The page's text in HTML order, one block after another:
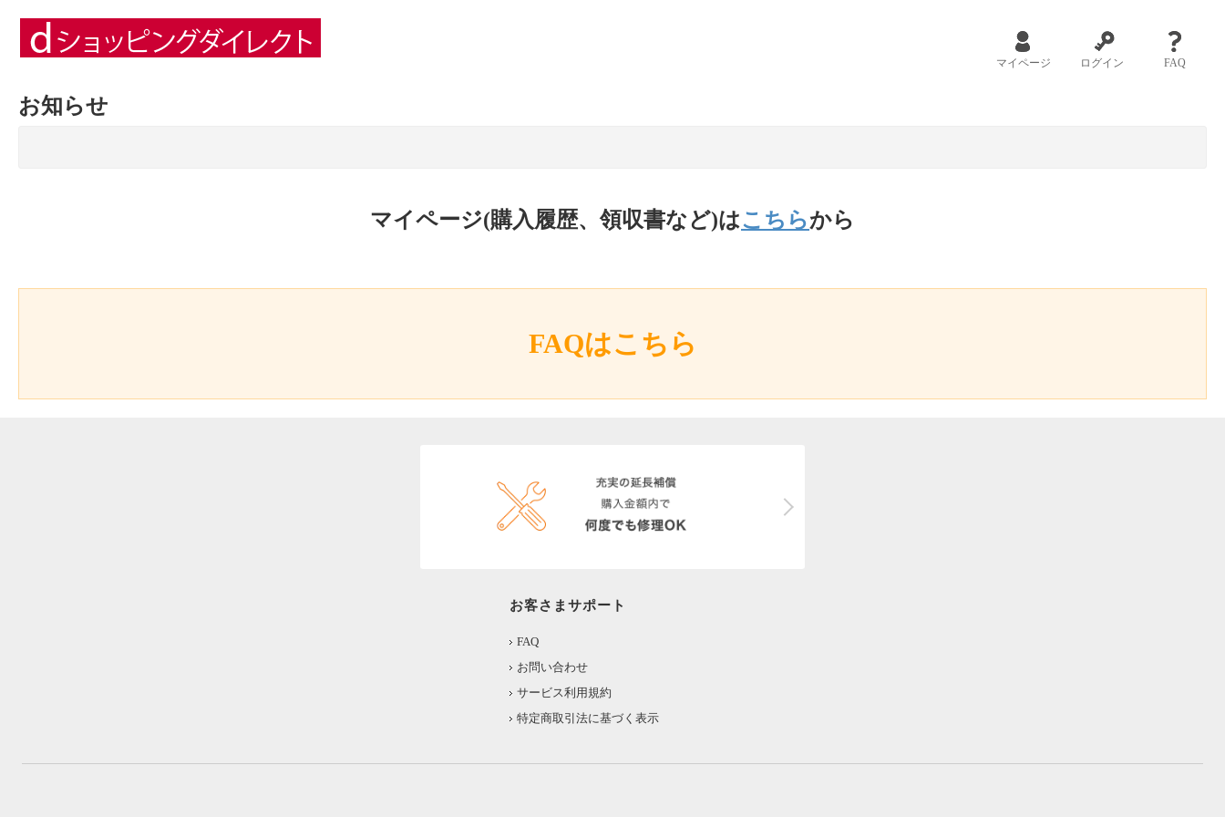
マイページ ログイン FAQ
お知らせ
マイページ(購入履歴、領収書など)はこちらから
FAQはこちら
お客さまサポート
FAQ
お問い合わせ
サービス利用規約
特定商取引法に基づく表示